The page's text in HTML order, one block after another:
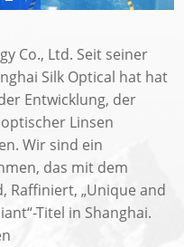
Co., Ltd. Seit seiner
Silk Optical hat hat
Entwicklung, der
Linsen
Wir sind ein
das mit dem
Raffiniert, „Unique and
Titel in Shanghai.